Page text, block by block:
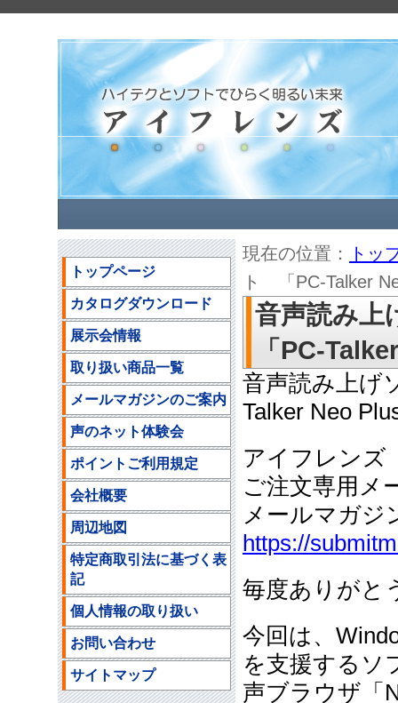
現在の位置：
トッ
ト 「PC-Talker
音声読み
「PC-
音声読み上げ
Talker Neo
アイフレン
ご注文専用
メールマガジ
https://
毎度ありがと
今回は、
を支援するソ
声ブラウザ「
トップページ
カタログダウンロード
展示会情報
取り扱い商品一覧
メールマガジンのご案内
声のネット体験会
ポイントご利用規定
会社概要
周辺地図
特定商取引法に基づく表
記
個人情報の取り扱い
お問い合わせ
サイトマップ